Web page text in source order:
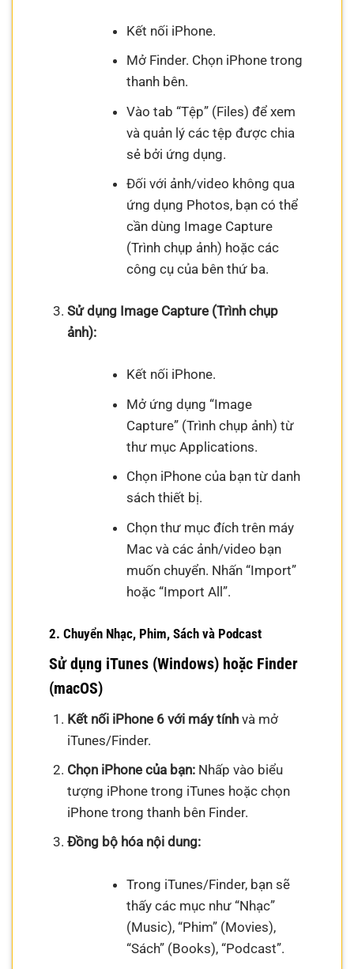
Kết nối iPhone.
Mở Finder. Chọn iPhone trong
thanh bên.
Vào tab “Tệp” (Files) để xem
và quản lý các tệp được chia
sẻ bởi ứng dụng.
Đối với ảnh/video không qua
ứng dụng Photos, bạn có thể
cần dùng Image Capture
(Trình chụp ảnh) hoặc các
công cụ của bên thứ ba.
Sử dụng Image Capture (Trình chụp
ảnh):
Kết nối iPhone.
Mở ứng dụng “Image
Capture” (Trình chụp ảnh) từ
thư mục Applications.
Chọn iPhone của bạn từ danh
sách thiết bị.
Chọn thư mục đích trên máy
Mac và các ảnh/video bạn
muốn chuyển. Nhấn “Import”
hoặc “Import All”.
2. Chuyển Nhạc, Phim, Sách và Podcast
Sử dụng iTunes (Windows) hoặc Finder
(macOS)
Kết nối iPhone 6 với máy tínhvà mở
iTunes/Finder.
Chọn iPhone của bạn:Nhấp vào biểu
tượng iPhone trong iTunes hoặc chọn
iPhone trong thanh bên Finder.
Đồng bộ hóa nội dung:
Trong iTunes/Finder, bạn sẽ
thấy các mục như “Nhạc”
(Music), “Phim” (Movies),
“Sách” (Books), “Podcast”.